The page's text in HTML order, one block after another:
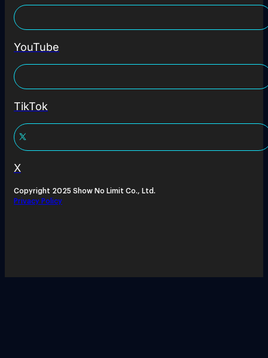
YouTube
TikTok
X
Copyright 2025 Show No Limit Co., Ltd.
Privacy Policy